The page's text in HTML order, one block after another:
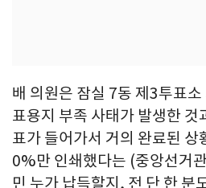
배 의원은 잠실 7동 제3투표
표용지 부족 사태가 발생한
표가 들어가서 거의 완료된
0%만 인쇄했다는 (중앙선거
민 누가 납득할지, 전 단 한 분